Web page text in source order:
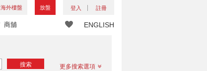
海外樓盤 放盤 登入 註冊
ENGLISH
商舖
搜索 更多搜索選項